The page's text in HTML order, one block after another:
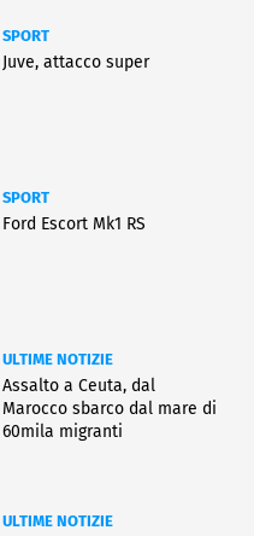
SPORT
Juve, attacco super
SPORT
Ford Escort Mk1 RS
ULTIME NOTIZIE
Assalto a Ceuta, dal
Marocco sbarco dal mare di
60mila migranti
ULTIME NOTIZIE